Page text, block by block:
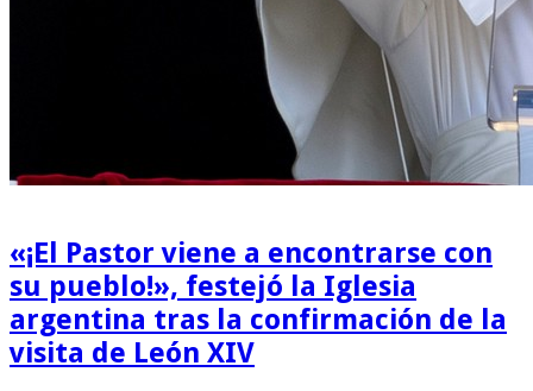
«¡El Pastor viene a encontrarse con
su pueblo!», festejó la Iglesia
argentina tras la confirmación de la
visita de León XIV